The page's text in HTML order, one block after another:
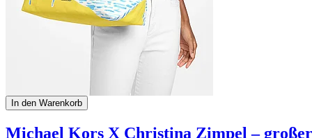
In den Warenkorb
Michael Kors X Christina Zimpel ‒